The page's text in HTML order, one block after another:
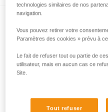
Que faire si votre
technologies similaires de nos
navigation.
Vous pouvez retirer votre
Paramètres des cookies » prévu à
Le fait de refuser tout ou partie de
utilisateur, mais en aucun cas ce
Site.
Tout refuser